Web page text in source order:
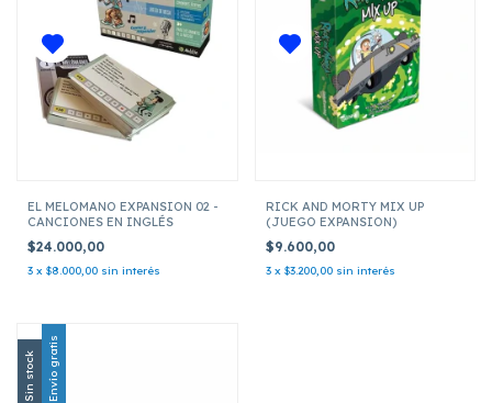
EL MELOMANO EXPANSION 02 -
CANCIONES EN INGLÉS
$24.000,00
3 x $8.000,00 sin interés
RICK AND MORTY MIX UP
(JUEGO EXPANSION)
$9.600,00
3 x $3.200,00 sin interés
Sin stock Envío gratis